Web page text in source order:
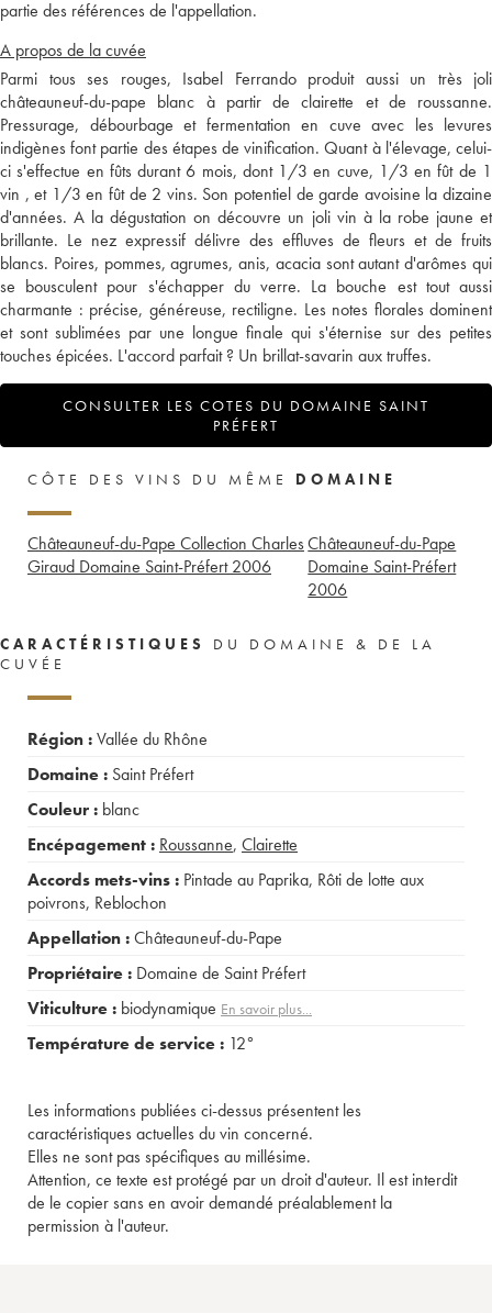
partie des références de l'appellation.
A propos de la cuvée
Parmi tous ses rouges, Isabel Ferrando produit aussi un très joli
châteauneuf-du-pape blanc à partir de clairette et de roussanne.
Pressurage, débourbage et fermentation en cuve avec les levures
indigènes font partie des étapes de vinification. Quant à l'élevage, celui-
ci s'effectue en fûts durant 6 mois, dont 1/3 en cuve, 1/3 en fût de 1
vin , et 1/3 en fût de 2 vins. Son potentiel de garde avoisine la dizaine
d'années. A la dégustation on découvre un joli vin à la robe jaune et
brillante. Le nez expressif délivre des effluves de fleurs et de fruits
blancs. Poires, pommes, agrumes, anis, acacia sont autant d'arômes qui
se bousculent pour s'échapper du verre. La bouche est tout aussi
charmante : précise, généreuse, rectiligne. Les notes florales dominent
et sont sublimées par une longue finale qui s'éternise sur des petites
touches épicées. L'accord parfait ? Un brillat-savarin aux truffes.
CONSULTER LES COTES DU DOMAINE SAINT
PRÉFERT
CÔTE DES VINS DU MÊME DOMAINE
Châteauneuf-du-Pape Collection Charles
Giraud Domaine Saint-Préfert 2006
Châteauneuf-du-Pape
Domaine Saint-Préfert
2006
CARACTÉRISTIQUES
DU DOMAINE & DE LA
CUVÉE
Région :Vallée du Rhône
Domaine : Saint Préfert
Couleur : blanc
Encépagement : Roussanne, Clairette
Accords mets-vins : Pintade au Paprika, Rôti de lotte aux
poivrons, Reblochon
Appellation :Châteauneuf-du-Pape
Propriétaire : Domaine de Saint Préfert
Viticulture : biodynamique En savoir plus...
Température de service : 12°
Les informations publiées ci-dessus présentent les
caractéristiques actuelles du vin concerné.
Elles ne sont pas spécifiques au millésime.
Attention, ce texte est protégé par un droit d'auteur. Il est interdit
de le copier sans en avoir demandé préalablement la
permission à l'auteur.